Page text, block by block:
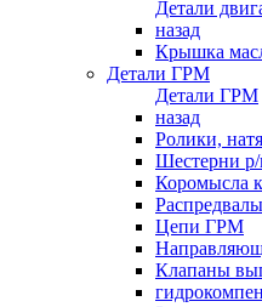
Детали
назад
Крышка
Детали ГРМ
Детали ГРМ
назад
Ролики,
Шестерни р/
Коромысла
Распредвалы
Цепи ГРМ
Клапаны